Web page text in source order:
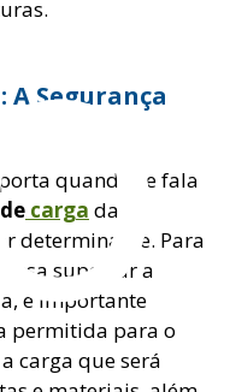
A Segurança
quando se fala
carga da
determinante. Para
suportar a
é importante
permitida para o
carga que será